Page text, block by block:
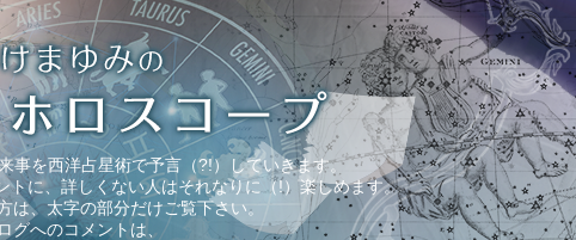
事を西洋占星術で予言（?!）していきます。
トに、詳しくない人はそれなりに（!）楽しめます。
は、太字の部分だけご覧下さい。
グへのコメントは、